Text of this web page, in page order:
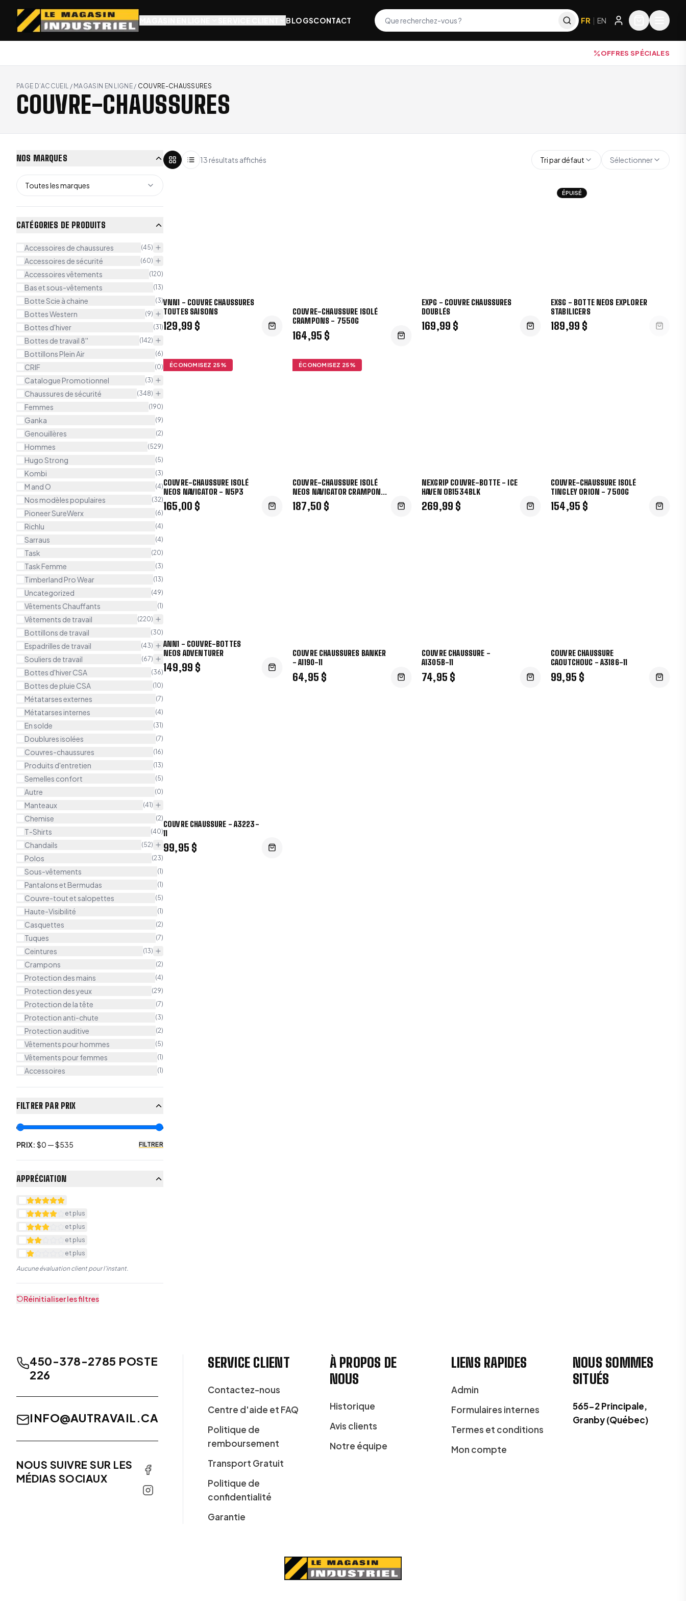
BLOGSCONTACT FR | EN
OFFRES SPÉCIALES
PAGE D’ACCUEIL / MAGASIN EN LIGNE / COUVRE-CHAUSSURES
COUVRE-CHAUSSURES
NOS MARQUES
Toutes les marques
CATÉGORIES DE PRODUITS
Accessoires de chaussures (45)
Accessoires de sécurité (60)
Accessoires vêtements (120)
Bas et sous-vêtements (13)
Botte Scie à chaine (3)
Bottes Western (9)
Bottes d'hiver (31)
Bottes de travail 8'' (142)
Bottillons Plein Air (6)
CRIF (0)
Catalogue Promotionnel (3)
Chaussures de sécurité (348)
Femmes (190)
Ganka (9)
Genouillères (2)
Hommes (529)
Hugo Strong (5)
Kombi (3)
M and O (4)
Nos modèles populaires (32)
Pioneer SureWerx (6)
Richlu (4)
Sarraus (4)
Task (20)
Task Femme (3)
Timberland Pro Wear (13)
Uncategorized (49)
Vêtements Chauffants (1)
Vêtements de travail (220)
Bottillons de travail (30)
Espadrilles de travail (43)
Souliers de travail (67)
Bottes d'hiver CSA (36)
Bottes de pluie CSA (10)
Métatarses externes (7)
Métatarses internes (4)
En solde (31)
Doublures isolées (7)
Couvres-chaussures (16)
Produits d'entretien (13)
Semelles confort (5)
Autre (0)
Manteaux (41)
Chemise (2)
T-Shirts (40)
Chandails (52)
Polos (23)
Sous-vêtements (1)
Pantalons et Bermudas (1)
Couvre-tout et salopettes (5)
Haute-Visibilité (1)
Casquettes (2)
Tuques (7)
Ceintures (13)
Crampons (2)
Protection des mains (4)
Protection des yeux (29)
Protection de la tête (7)
Protection anti-chute (3)
Protection auditive (2)
Vêtements pour hommes (5)
Vêtements pour femmes (1)
Accessoires (1)
FILTRER PAR PRIX
PRIX: $0 — $535 FILTRER
APPRÉCIATION
et plus
et plus
et plus
et plus
Aucune évaluation client pour l’instant.
Réinitialiser les filtres
13 résultats affichés Tri par défaut Sélectionner
VNN1 - COUVRE CHAUSSURES
TOUTES SAISONS
129,99 $
COUVRE-CHAUSSURE ISOLÉ
CRAMPONS - 7550G
164,95 $
EXPG - COUVRE CHAUSSURES
DOUBLÉS
169,99 $
ÉPUISÉ
EXSG - BOTTE NEOS EXPLORER
STABILICERS
189,99 $
ÉCONOMISEZ 25%
COUVRE-CHAUSSURE ISOLÉ
NEOS NAVIGATOR - N5P3
165,00 $
ÉCONOMISEZ 25%
COUVRE-CHAUSSURE ISOLÉ
NEOS NAVIGATOR CRAMPONS
- N5P3G
187,50 $
NEXGRIP COUVRE-BOTTE - ICE
HAVEN OB1534BLK
269,99 $
COUVRE-CHAUSSURE ISOLÉ
TINGLEY ORION - 7500G
154,95 $
ANN1 - COUVRE-BOTTES
NEOS ADVENTURER
149,99 $
COUVRE CHAUSSURES BANKER
- A1190-11
64,95 $
COUVRE CHAUSSURE -
A1305B-11
74,95 $
COUVRE CHAUSSURE
CAOUTCHOUC - A3186-11
99,95 $
COUVRE CHAUSSURE - A3223-
11
99,95 $
450-378-2785 POSTE
226
INFO@AUTRAVAIL.CA
NOUS SUIVRE SUR LES
MÉDIAS SOCIAUX
SERVICE CLIENT
Contactez-nous
Centre d'aide et FAQ
Politique de
remboursement
Transport Gratuit
Politique de
confidentialité
Garantie
À PROPOS DE
NOUS
Historique
Avis clients
Notre équipe
LIENS RAPIDES
Admin
Formulaires internes
Termes et conditions
Mon compte
NOUS SOMMES
SITUÉS
565-2 Principale,
Granby (Québec)